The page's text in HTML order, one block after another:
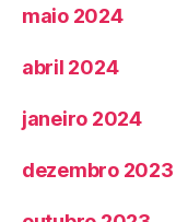
maio 2024
abril 2024
janeiro 2024
dezembro 2023